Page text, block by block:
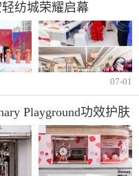
纺城荣耀启幕
07-01
Playground功效护肤